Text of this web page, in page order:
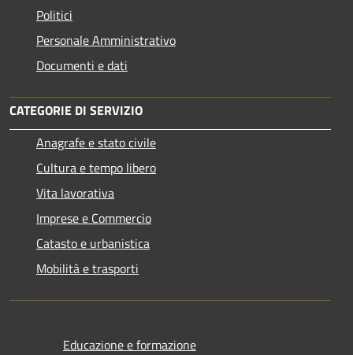
Politici
Personale Amministrativo
Documenti e dati
CATEGORIE DI SERVIZIO
Anagrafe e stato civile
Cultura e tempo libero
Vita lavorativa
Imprese e Commercio
Catasto e urbanistica
Mobilità e trasporti
Educazione e formazione